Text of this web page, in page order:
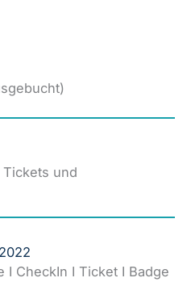
und
I CheckIn I Ticket I Badge